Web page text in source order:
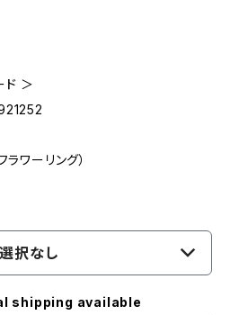
＞
ワーリング）
選択なし
shipping available